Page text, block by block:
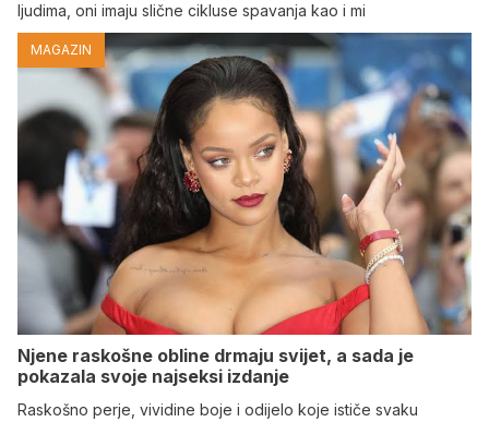
ljudima, oni imaju slične cikluse spavanja kao i mi
MAGAZIN
Njene raskošne obline drmaju svijet, a sada je
pokazala svoje najseksi izdanje
Raskošno perje, vividine boje i odijelo koje ističe svaku